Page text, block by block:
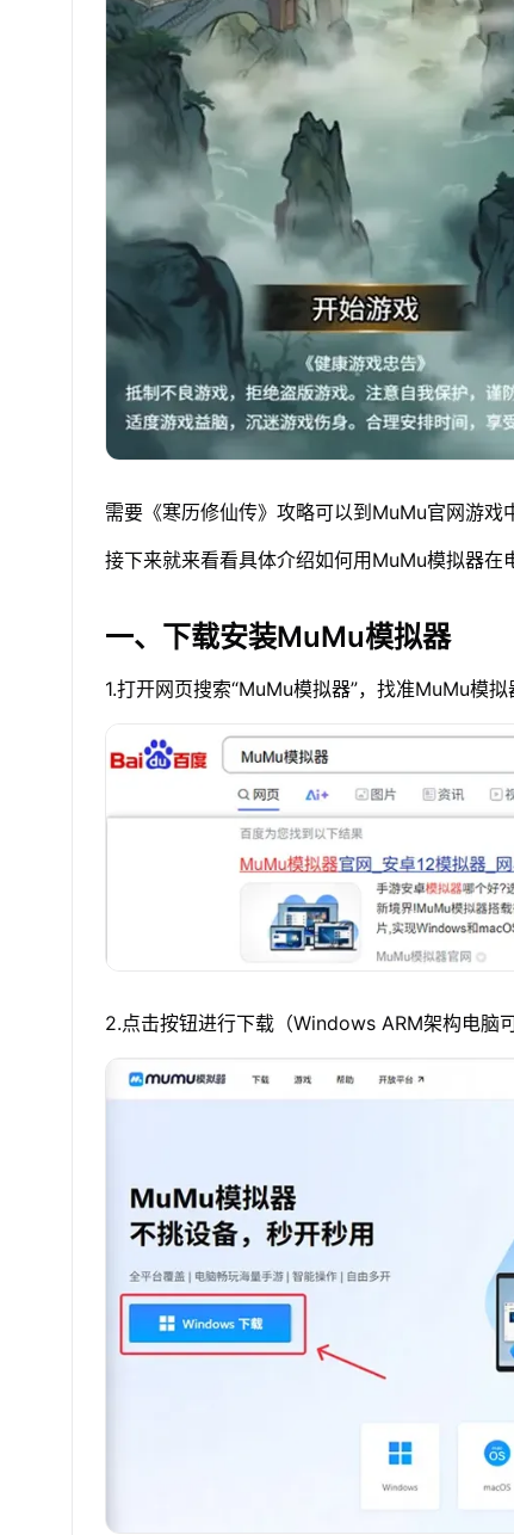
需要《寒历修仙传》攻略可以到MuMu官网游戏
接下来就来看看具体介绍如何用MuMu模拟器在
一、下载安装MuMu模拟器
1.打开网页搜索“MuMu模拟器”，找准MuMu模拟
2.点击按钮进行下载（Windows ARM架构电脑